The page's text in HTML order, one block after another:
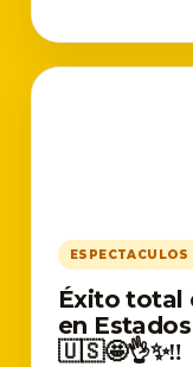
ESPECTACULOS
Éxito total
en
🇺🇸🤩👌✨‼️